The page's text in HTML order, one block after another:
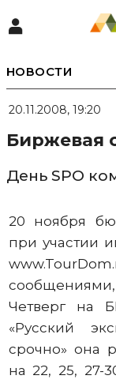
НОВОСТИ
20.11.2008, 19:20
Биржевая
День SPO
20 ноября
при участии
сообщениями,
Четверг на
«Русский
срочно» она
на 22, 25, 27-